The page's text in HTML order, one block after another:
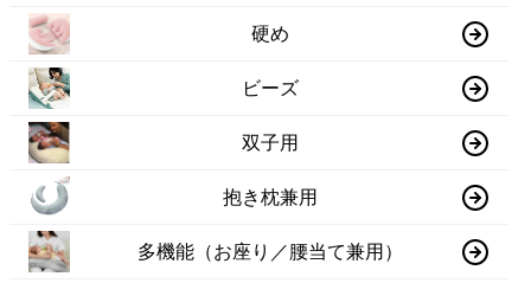
硬め
ビーズ
双子用
抱き枕兼用
多機能（お座り／腰当て兼用）